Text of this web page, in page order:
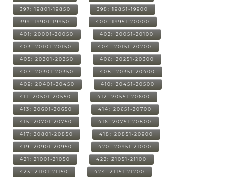
397: 19801-19850 398: 19851-19900
399: 19901-19950 400: 19951-20000
401: 20001-20050 402: 20051-20100
403: 20101-20150 404: 20151-20200
405: 20201-20250 406: 20251-20300
407: 20301-20350 408: 20351-20400
409: 20401-20450 410: 20451-20500
411: 20501-20550 412: 20551-20600
413: 20601-20650 414: 20651-20700
415: 20701-20750 416: 20751-20800
417: 20801-20850 418: 20851-20900
419: 20901-20950 420: 20951-21000
421: 21001-21050 422: 21051-21100
423: 21101-21150 424: 21151-21200